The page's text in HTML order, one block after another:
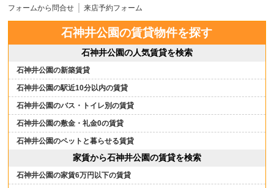
フォームから問合せ
来店予約フォーム
石神井公園の賃貸物件を探す
石神井公園の人気賃貸を検索
石神井公園の新築賃貸
石神井公園の駅近10分以内の賃貸
石神井公園のバス・トイレ別の賃貸
石神井公園の敷金・礼金0の賃貸
石神井公園のペットと暮らせる賃貸
家賃から石神井公園の賃貸を検索
石神井公園の家賃6万円以下の賃貸